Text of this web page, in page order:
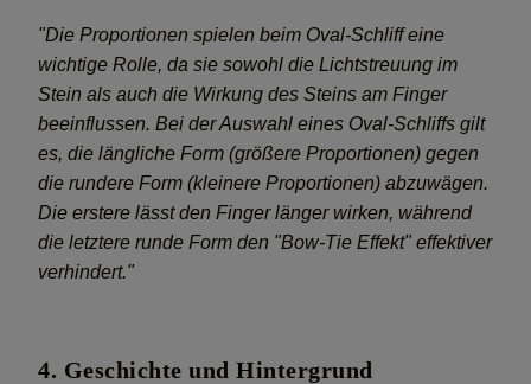
"Die Proportionen spielen beim Oval-Schliff eine
wichtige Rolle, da sie sowohl die Lichtstreuung im
Stein als auch die Wirkung des Steins am Finger
beeinflussen. Bei der Auswahl eines Oval-Schliffs gilt
es, die längliche Form (größere Proportionen) gegen
die rundere Form (kleinere Proportionen) abzuwägen.
Die erstere lässt den Finger länger wirken, während
die letztere runde Form den "Bow-Tie Effekt" effektiver
verhindert."
4. Geschichte und Hintergrund